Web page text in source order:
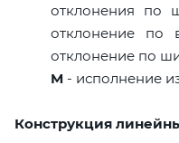
отклонения по
отклонение по
отклонение по
M - исполнение
Конструкция